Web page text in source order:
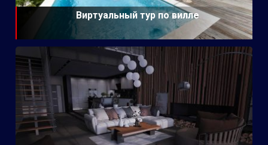
Виртуальный тур по вилле